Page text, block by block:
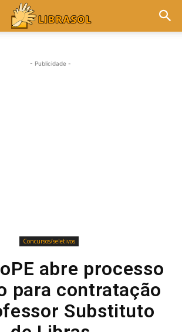
- Publicidade -
Concursos/seletivos
abre processo
para contratação
Substituto